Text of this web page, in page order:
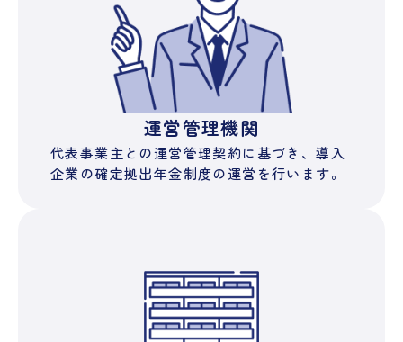
運営管理機関
代表事業主との運営管理契約に基づき、導入
企業の確定拠出年金制度の運営を行います。